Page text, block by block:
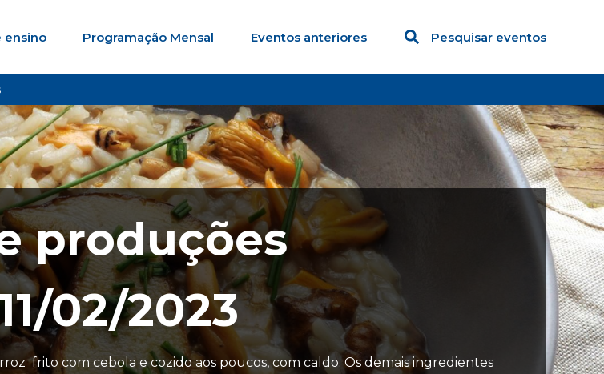
ensino Programação Mensal Eventos anteriores Pesquisar eventos
produções
02/2023
frito com cebola e cozido aos poucos, com caldo. Os demais ingredientes